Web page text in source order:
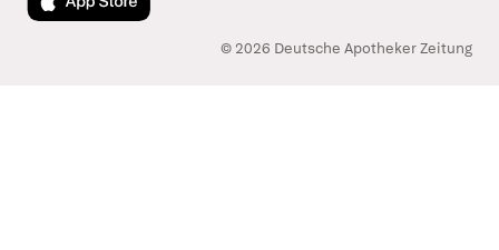
© 2026 Deutsche Apotheker Zeitung